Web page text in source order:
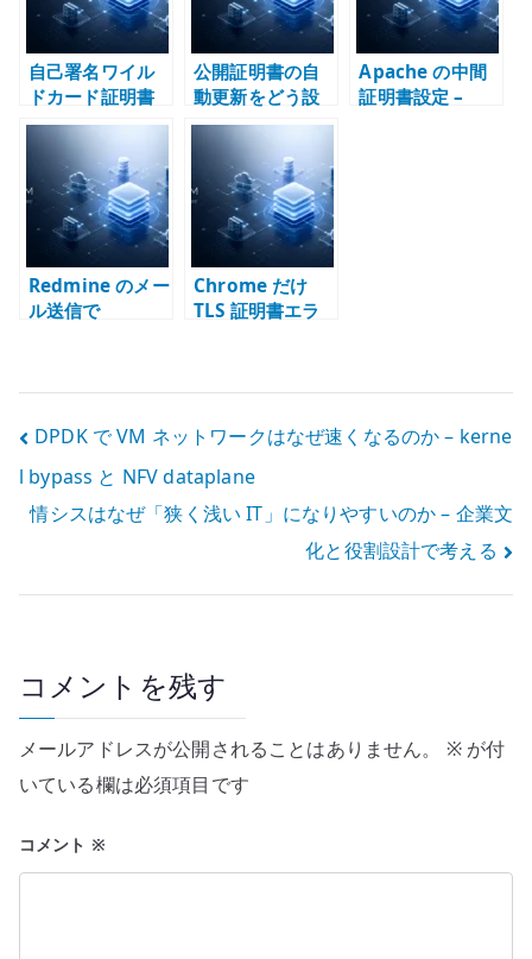
自己署名ワイル
ドカード証明書
の設計指針 – 内
部 PKI と秘密鍵
の境界
公開証明書の自
動更新をどう設
計するか –
HTTP-01、DNS-
01、混在環境の
責任境界
Apache の中間
証明書設定 –
Redmine のメー
ル送信で
出る理由 –
明書チェーンの
Chrome だけ
TLS 証明書エラ
ン、SAN、
を確認する
投
稿
ナ
ビ
ー
シ
ョ
ン
DPDK で VM ネットワークはなぜ速くなるのか – kerne
l bypass と NFV dataplane
情シスはなぜ「狭く浅い IT」になりやすいのか – 企業文
化と役割設計で考える
コメントを残す
メールアドレスが公開されることはありません。 ※が付
いている欄は必須項目です
コメント ※